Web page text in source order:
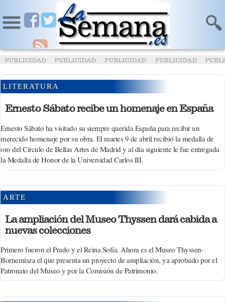
LITERATURA
Ernesto Sábato recibe un homenaje en España
Ernesto Sábato ha visitado su siempre querida España para recibir un
merecido homenaje por su obra. El martes 9 de abril recibió la medalla de
oro del Círculo de Bellas Artes de Madrid y al día siguiente le fue entregada
la Medalla de Honor de la Universidad Carlos III.
ARTE
La ampliación del Museo Thyssen dará cabida a
nuevas colecciones
Primero fueron el Prado y el Reina Sofía. Ahora es el Museo Thyssen-
Bornemisza el que presenta un proyecto de ampliación, ya aprobado por el
Patronato del Museo y por la Comisión de Patrimonio.